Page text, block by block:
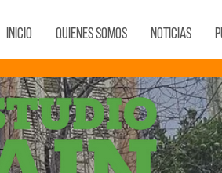
Inicio Quienes Somos Noticias